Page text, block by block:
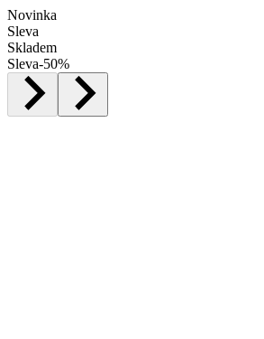
Novinka
Sleva
Skladem
Sleva-50%